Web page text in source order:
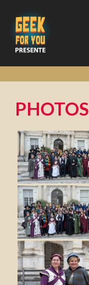
PHOTOS